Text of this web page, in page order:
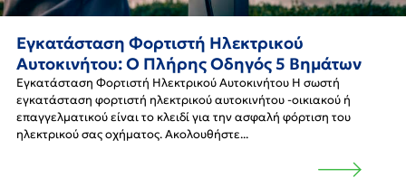
Εγκατάσταση Φορτιστή Ηλεκτρικού
Αυτοκινήτου: Ο Πλήρης Οδηγός 5 Βημάτων
Εγκατάσταση Φορτιστή Ηλεκτρικού Αυτοκινήτου Η σωστή
εγκατάσταση φορτιστή ηλεκτρικού αυτοκινήτου -οικιακού ή
επαγγελματικού είναι το κλειδί για την ασφαλή φόρτιση του
ηλεκτρικού σας οχήματος. Ακολουθήστε...